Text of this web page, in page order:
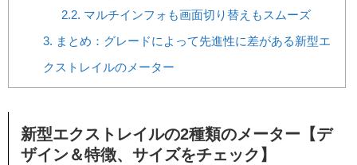
2.2. マルチインフォも画面切り替えもスムーズ
3. まとめ：グレードによって先進性に差がある新型エ
クストレイルのメーター
新型エクストレイルの2種類のメーター【デ
ザイン＆特徴、サイズをチェック】